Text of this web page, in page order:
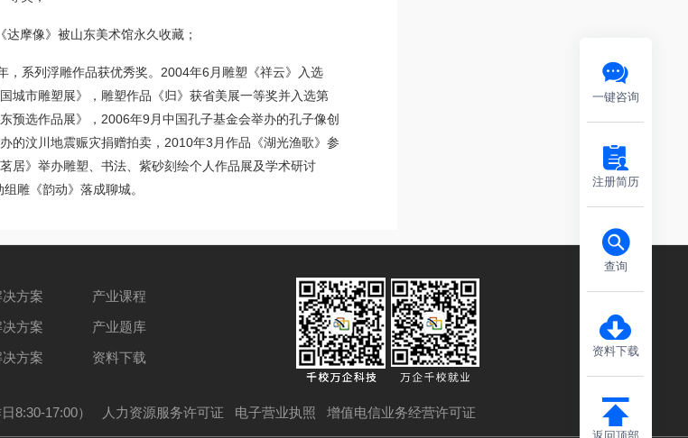
摩像》被山东美术馆永久收藏；
系列浮雕作品获优秀奖。2004年6月雕塑《祥云》入选
城市雕塑展》，雕塑作品《归》获省美展一等奖并入选第
预选作品展》，2006年9月中国孔子基金会举办的孔子像创
的汶川地震赈灾捐赠拍卖，2010年3月作品《湖光渔歌》参
居》举办雕塑、书法、紫砂刻绘个人作品展及学术研讨
雕《韵动》落成聊城。
方案
产业课程
方案
产业题库
方案 资料下载
8:30-17:00） 人力资源服务许可证 电子营业执照 增值电信业务经营许可证
一键咨询
注册简历
查询
资料下载